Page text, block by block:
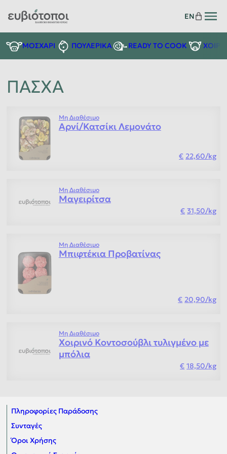
EN
ΜΟΣΧΑΡΙ ΠΟΥΛΕΡΙΚΑ READY TO COOK
ΠΑΣΧΑ
Μη Διαθέσιμο
Αρνί/Κατσίκι Λεμονάτο
22,60/kg
Μη Διαθέσιμο
Μαγειρίτσα
31,50/kg
Μη Διαθέσιμο
Μπιφτέκια Προβατίνας
20,90/kg
Μη Διαθέσιμο
Χοιρινό Κοντοσούβλι τυλιγμένο με
μπόλια
18,50/kg
Πληροφορίες Παράδοσης
Συνταγές
Όροι Χρήσης